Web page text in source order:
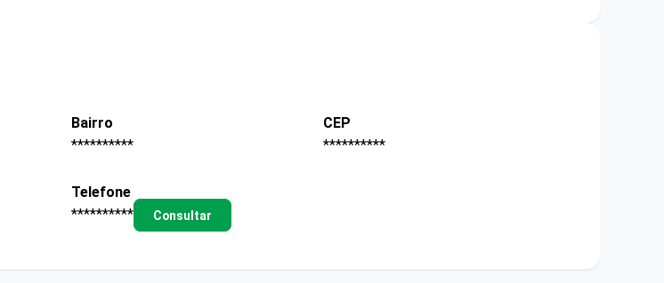
Bairro
**********
CEP
**********
Telefone
**********
Consultar